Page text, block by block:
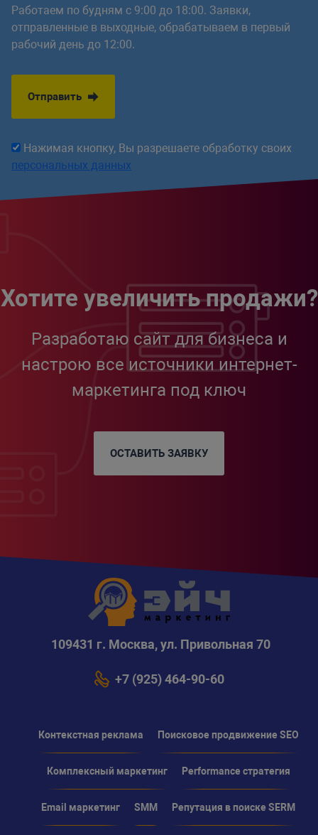
Работаем по будням с 9:00 до 18:00. Заявки,
отправленные в выходные, обрабатываем в первый
рабочий день до 12:00.
Отправить
Нажимая кнопку, Вы разрешаете обработку своих
персональных данных
Хотите увеличить продажи?
Разработаю сайт для бизнеса и
настрою все источники интернет-
маркетинга под ключ
ОСТАВИТЬ ЗАЯВКУ
109431 г. Москва, ул. Привольная 70
+7 (925) 464-90-60
Контекстная реклама Поисковое продвижение SEO
Комплексный маркетинг Performance стратегия
Email маркетинг SMM Репутация в поиске SERM